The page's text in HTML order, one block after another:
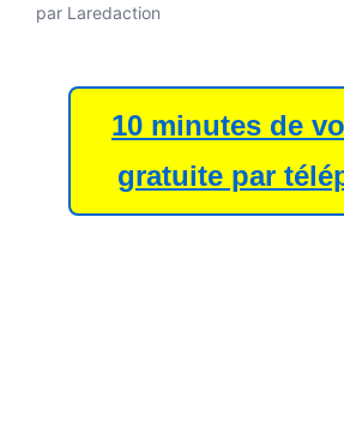
par Laredaction
10 minutes de
gratuite par